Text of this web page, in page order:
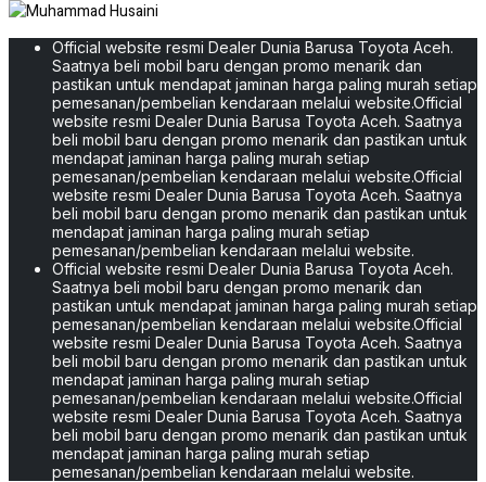
Official website resmi Dealer Dunia Barusa Toyota Aceh.
Saatnya beli mobil baru dengan promo menarik dan
pastikan untuk mendapat jaminan harga paling murah setiap
pemesanan/pembelian kendaraan melalui website.Official
website resmi Dealer Dunia Barusa Toyota Aceh. Saatnya
beli mobil baru dengan promo menarik dan pastikan untuk
mendapat jaminan harga paling murah setiap
pemesanan/pembelian kendaraan melalui website.Official
website resmi Dealer Dunia Barusa Toyota Aceh. Saatnya
beli mobil baru dengan promo menarik dan pastikan untuk
mendapat jaminan harga paling murah setiap
pemesanan/pembelian kendaraan melalui website.
Official website resmi Dealer Dunia Barusa Toyota Aceh.
Saatnya beli mobil baru dengan promo menarik dan
pastikan untuk mendapat jaminan harga paling murah setiap
pemesanan/pembelian kendaraan melalui website.Official
website resmi Dealer Dunia Barusa Toyota Aceh. Saatnya
beli mobil baru dengan promo menarik dan pastikan untuk
mendapat jaminan harga paling murah setiap
pemesanan/pembelian kendaraan melalui website.Official
website resmi Dealer Dunia Barusa Toyota Aceh. Saatnya
beli mobil baru dengan promo menarik dan pastikan untuk
mendapat jaminan harga paling murah setiap
pemesanan/pembelian kendaraan melalui website.